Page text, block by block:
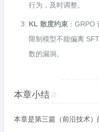
行为，及时调整。
KL 散度约束 ：GRPO
限制模型不能偏离
数的漏洞。
本章小结 #
本章是第三篇（前沿技术）